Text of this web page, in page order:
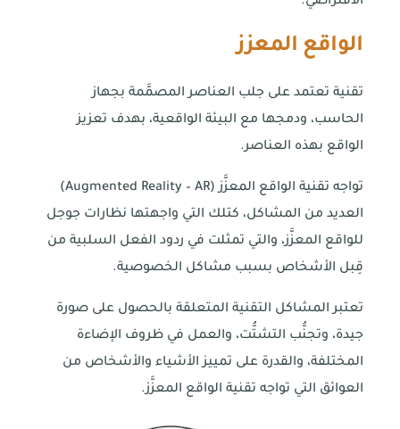
الواقع المعزز
تقنية تعتمد على جلب العناصر المصمَّمة بجهاز
الحاسب، ودمجها مع البيئة الواقعية، بهدف تعزيز
الواقع بهذه العناصر.
تواجه تقنية الواقع المعزَّز (Augmented Reality – AR)
العديد من المشاكل، كتلك التي واجهتها نظارات جوجل
للواقع المعزَّز، والتي تمثلت في ردود الفعل السلبية من
قِبل الأشخاص بسبب مشاكل الخصوصية.
تعتبر المشاكل التقنية المتعلقة بالحصول على صورة
جيدة، وتجنُّب التشتُّت، والعمل في ظروف الإضاءة
المختلفة، والقدرة على تمييز الأشياء والأشخاص من
العوائق التي تواجه تقنية الواقع المعزَّز.